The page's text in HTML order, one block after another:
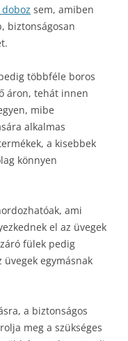
sem, amiben
biztonságosan
többféle boros
áron, tehát innen
mibe
alkalmas
a kisebbek
könnyen
ami
el az üvegek
fülek pedig
egymásnak
a biztonságos
meg a szükséges